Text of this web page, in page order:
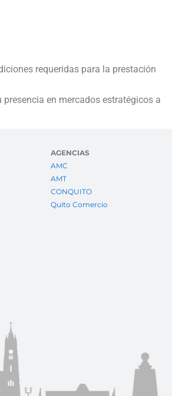
requeridas para la prestación
en mercados estratégicos a
AGENCIAS
AMC
AMT
CONQUITO
Quito Comercio